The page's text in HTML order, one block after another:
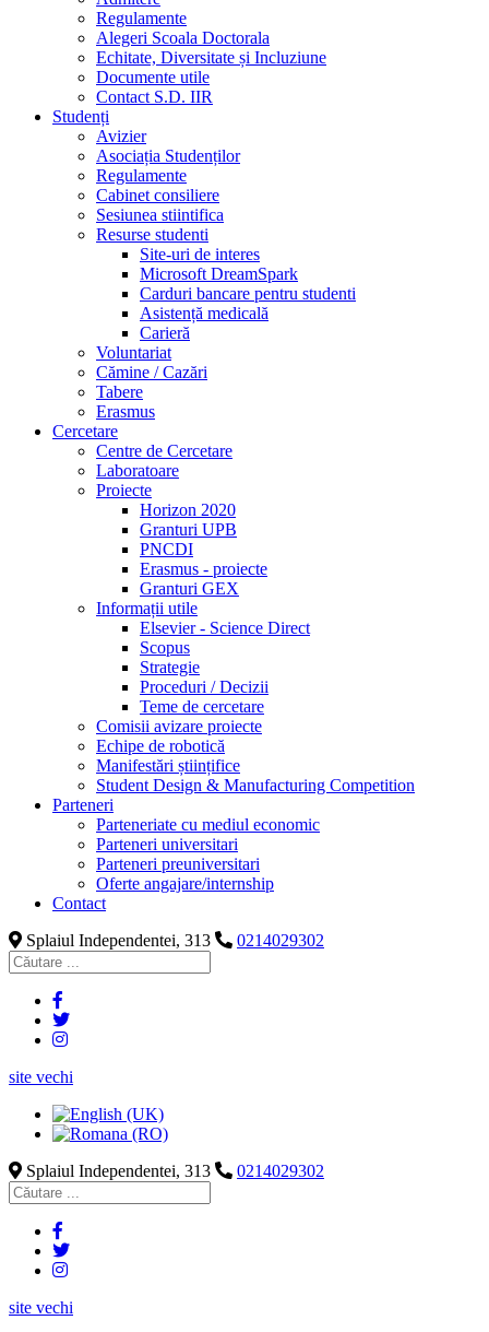
Regulamente
Alegeri Scoala Doctorala
Echitate, Diversitate și Incluziune
Documente utile
Contact S.D. IIR
Studenți
Avizier
Asociația Studenților
Regulamente
Cabinet consiliere
Sesiunea stiintifica
Resurse studenti
Site-uri de interes
Microsoft DreamSpark
Carduri bancare pentru studenti
Asistență medicală
Carieră
Voluntariat
Cămine / Cazări
Tabere
Erasmus
Cercetare
Centre de Cercetare
Laboratoare
Proiecte
Horizon 2020
Granturi UPB
PNCDI
Erasmus - proiecte
Granturi GEX
Informații utile
Elsevier - Science Direct
Scopus
Strategie
Proceduri / Decizii
Teme de cercetare
Comisii avizare proiecte
Echipe de robotică
Manifestări științifice
Student Design & Manufacturing Competition
Parteneri
Parteneriate cu mediul economic
Parteneri universitari
Parteneri preuniversitari
Oferte angajare/internship
Contact
Splaiul Independentei, 313
0214029302
site vechi
Splaiul Independentei, 313 0214029302
site vechi